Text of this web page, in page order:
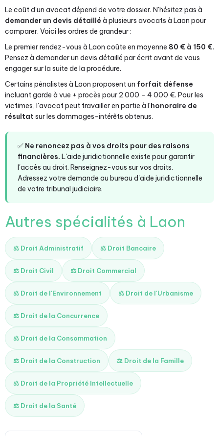
Le coût d'un avocat dépend de votre dossier. N'hésitez pas à
demander un devis détaillé à plusieurs avocats à Laon pour
comparer. Voici les ordres de grandeur :
Le premier rendez-vous à Laon coûte en moyenne 80 € à 150 €.
Pensez à demander un devis détaillé par écrit avant de vous
engager sur la suite de la procédure.
Certains pénalistes à Laon proposent un forfait défense
incluant garde à vue + procès pour 2 000 – 4 000 €. Pour les
victimes, l'avocat peut travailler en partie à l'honoraire de
résultat sur les dommages-intérêts obtenus.
✅ Ne renoncez pas à vos droits pour des raisons
financières. L'aide juridictionnelle existe pour garantir
l'accès au droit. Renseignez-vous sur vos droits.
Adressez votre demande au bureau d'aide juridictionnelle
de votre tribunal judiciaire.
Autres spécialités à Laon
⚖️ Droit Administratif ⚖️ Droit Bancaire
⚖️ Droit Civil ⚖️ Droit Commercial
⚖️ Droit de l'Environnement ⚖️ Droit de l'Urbanisme
⚖️ Droit de la Concurrence
⚖️ Droit de la Consommation
⚖️ Droit de la Construction ⚖️ Droit de la Famille
⚖️ Droit de la Propriété Intellectuelle
⚖️ Droit de la Santé